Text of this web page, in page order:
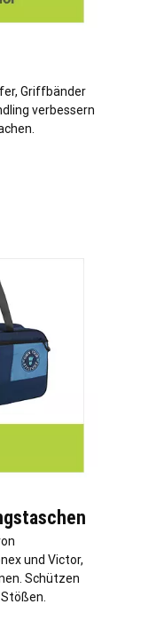
Griffbänder
verbessern
und Victor,
Schützen